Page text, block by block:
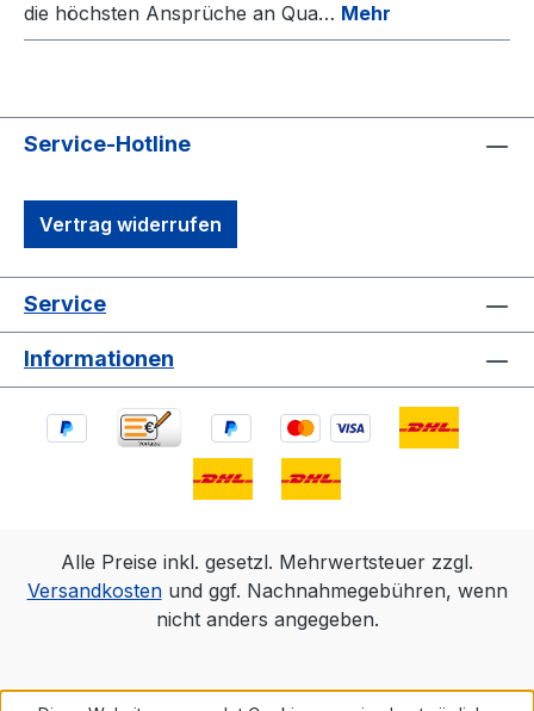
die höchsten Ansprüche an Qua… Mehr
Service-Hotline
Vertrag widerrufen
Service
Informationen
Alle Preise inkl. gesetzl. Mehrwertsteuer zzgl.
Versandkostenund ggf. Nachnahmegebühren, wenn
nicht anders angegeben.